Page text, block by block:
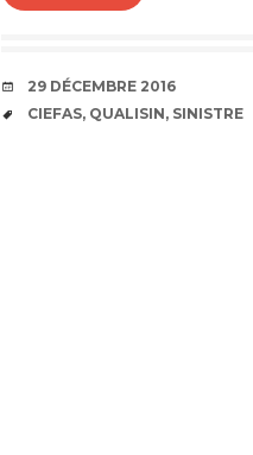
DATE
29 DÉCEMBRE 2016
ÉTIQUETTES
CIEFAS, QUALISIN, SINISTRE